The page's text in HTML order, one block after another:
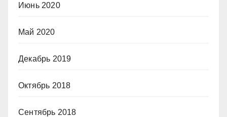
Июнь 2020
Май 2020
Декабрь 2019
Октябрь 2018
Сентябрь 2018